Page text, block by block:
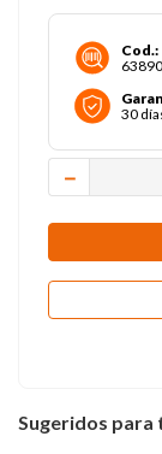
Cod.:
30
－
Sugeridos para